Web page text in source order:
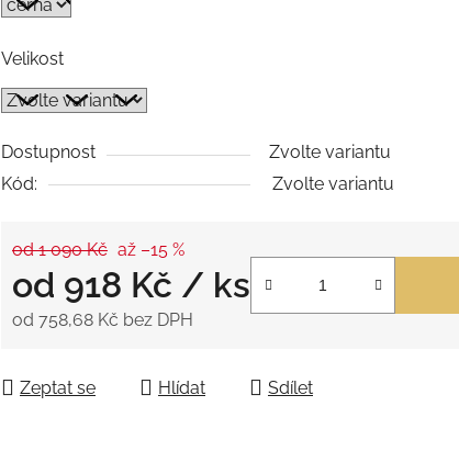
Velikost
Dostupnost
Zvolte variantu
Kód:
Zvolte variantu
od 1 090 Kč až –15 %
od 918 Kč / ks
od 758,68 Kč bez DPH
Zeptat se Hlídat Sdílet